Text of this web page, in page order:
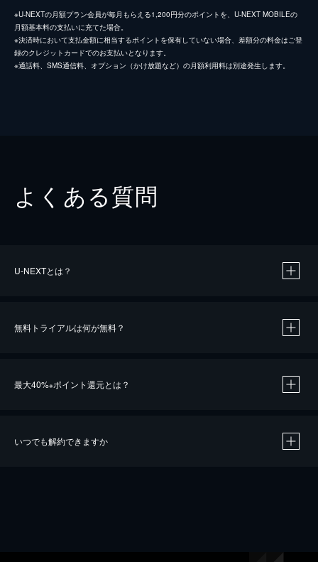
※U-NEXTの月額プラン会員が毎月もらえる1,200円分のポイントを、U-NEXT MOBILEの
月額基本料の支払いに充てた場合。
※決済時において支払金額に相当するポイントを保有していない場合、差額分の料金はご登
録のクレジットカードでのお支払いとなります。
※通話料、SMS通信料、オプション（かけ放題など）の月額利用料は別途発生します。
よくある質問
U-NEXTとは？
無料トライアルは何が無料？
最大40%※ポイント還元とは？
いつでも解約できますか